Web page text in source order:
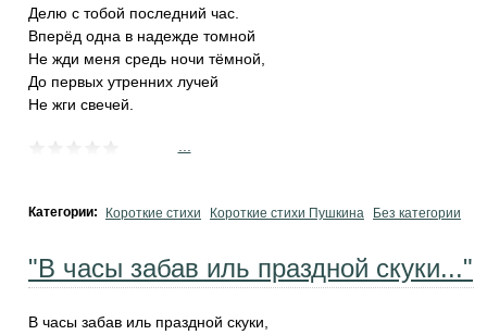
Делю с тобой последний час.
Вперёд одна в надежде томной
Не жди меня средь ночи тёмной,
До первых утренних лучей
Не жги свечей.
Категории: Короткие стихи Короткие стихи Пушкина Без категории
"В часы забав иль праздной скуки..."
В часы забав иль праздной скуки,